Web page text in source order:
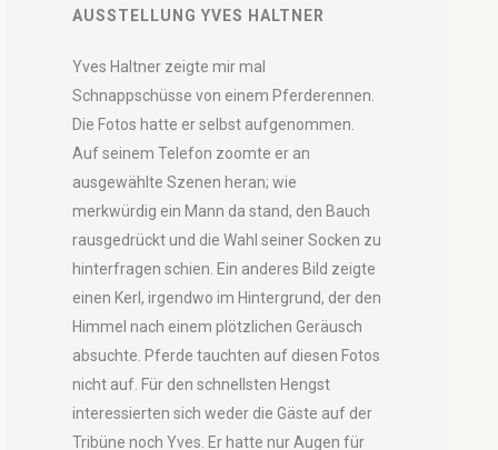
AUSSTELLUNG YVES HALTNER
Yves Haltner zeigte mir mal
Schnappschüsse von einem Pferderennen.
Die Fotos hatte er selbst aufgenommen.
Auf seinem Telefon zoomte er an
ausgewählte Szenen heran; wie
merkwürdig ein Mann da stand, den Bauch
rausgedrückt und die Wahl seiner Socken zu
hinterfragen schien. Ein anderes Bild zeigte
einen Kerl, irgendwo im Hintergrund, der den
Himmel nach einem plötzlichen Geräusch
absuchte. Pferde tauchten auf diesen Fotos
nicht auf. Für den schnellsten Hengst
interessierten sich weder die Gäste auf der
Tribüne noch Yves. Er hatte nur Augen für